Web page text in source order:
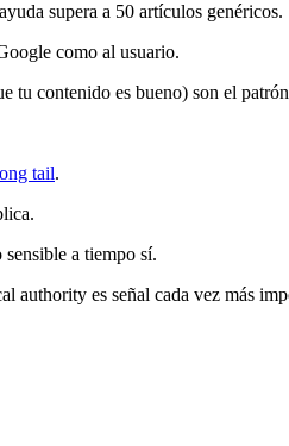
supera a 50 artículos genéricos.
como al usuario.
tu contenido es bueno) son el
tail.
a tiempo sí.
authority es señal cada vez más